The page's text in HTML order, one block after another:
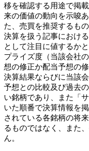
移を確認する用途で掲
来の価値の動向を示唆
た、売買を推奨するも
決算を扱う記事におけ
として注目に値するか
プライズ度（当該会社
想の修正か配当予想の
決算結果ならびに当該
予想との比較及び過去
い銘柄であり、また「
いた順番で決算情報を
されている各銘柄の将
るものではなく、また
ん。